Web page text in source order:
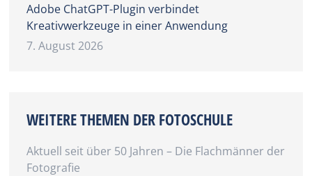
Adobe ChatGPT-Plugin verbindet
Kreativwerkzeuge in einer Anwendung
7. August 2026
WEITERE THEMEN DER FOTOSCHULE
Aktuell seit über 50 Jahren – Die Flachmänner der
Fotografie